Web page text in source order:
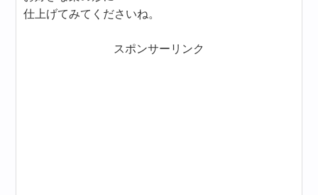
仕上げてみてくださいね。
スポンサーリンク